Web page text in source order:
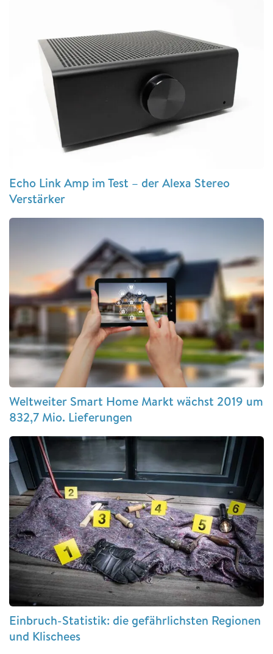
Echo Link Amp im Test – der Alexa Stereo
Verstärker
Weltweiter Smart Home Markt wächst 2019 um
832,7 Mio. Lieferungen
Einbruch-Statistik: die gefährlichsten Regionen
und Klischees